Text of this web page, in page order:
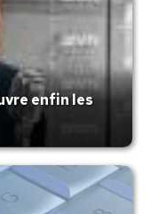
enfin les